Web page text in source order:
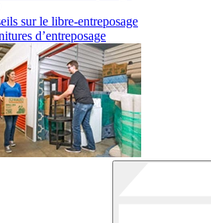
sur le libre-entreposage
d’entreposage